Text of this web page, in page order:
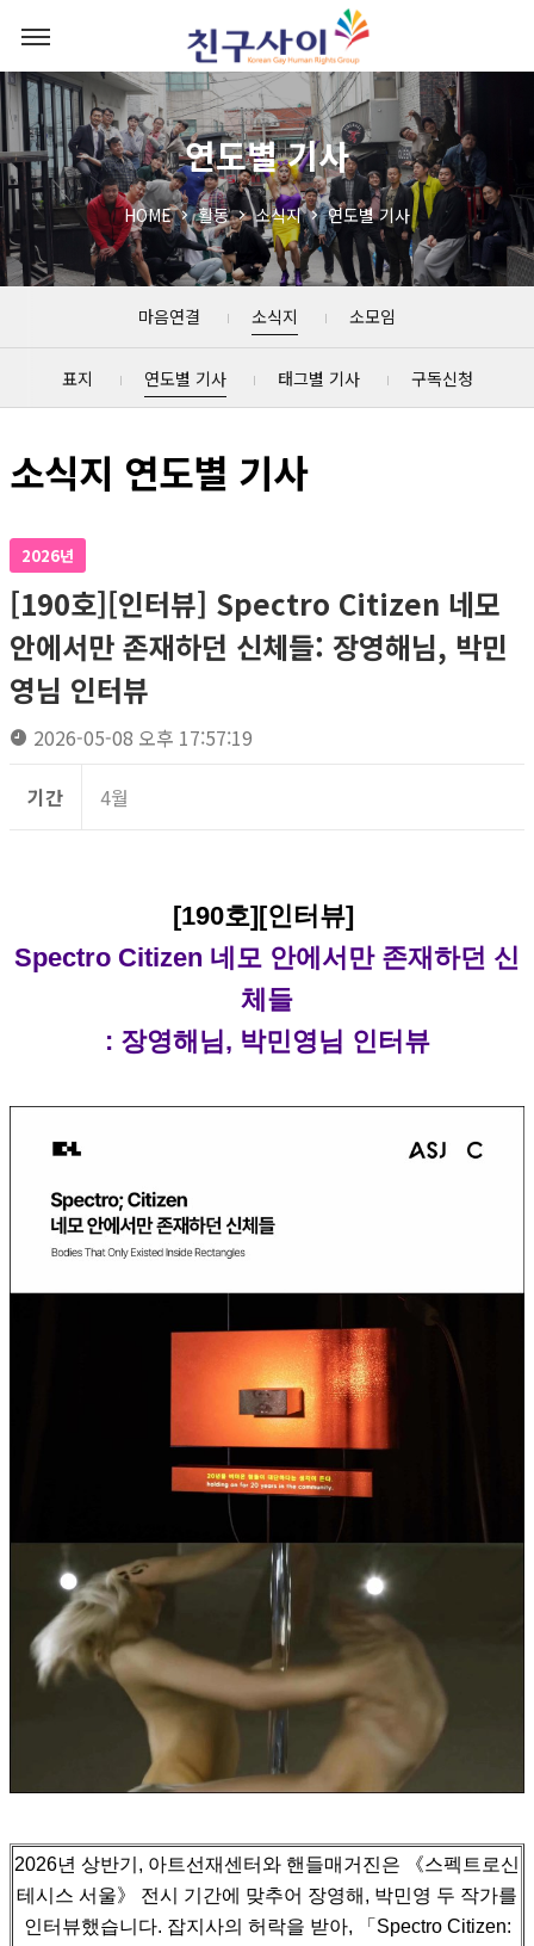
연도별 기사
HOME 활동 소식지 연도별 기사
마음연결 소식지 소모임
표지 연도별 기사 태그별 기사 구독신청
소식지 연도별 기사
2026년
[190호][인터뷰] Spectro Citizen 네모
안에서만 존재하던 신체들: 장영해님, 박민
영님 인터뷰
2026-05-08 오후 17:57:19
기간 4월
[190호][인터뷰]
Spectro Citizen 네모 안에서만 존재하던 신
체들
: 장영해님, 박민영님 인터뷰
2026년 상반기, 아트선재센터와 핸들매거진은 《스펙트로신
테시스 서울》 전시 기간에 맞추어 장영해, 박민영 두 작가를
인터뷰했습니다. 잡지사의 허락을 받아, 「Spectro Citizen: